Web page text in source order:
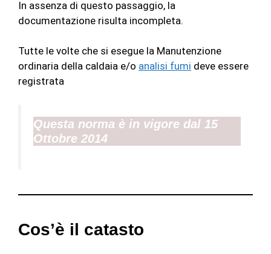
In assenza di questo passaggio, la
documentazione risulta incompleta.
Tutte le volte che si esegue la Manutenzione
ordinaria della caldaia e/o analisi fumi deve essere
registrata
Questa norma è in vigore dal 15
Ottobre 2014
Cos’è il catasto